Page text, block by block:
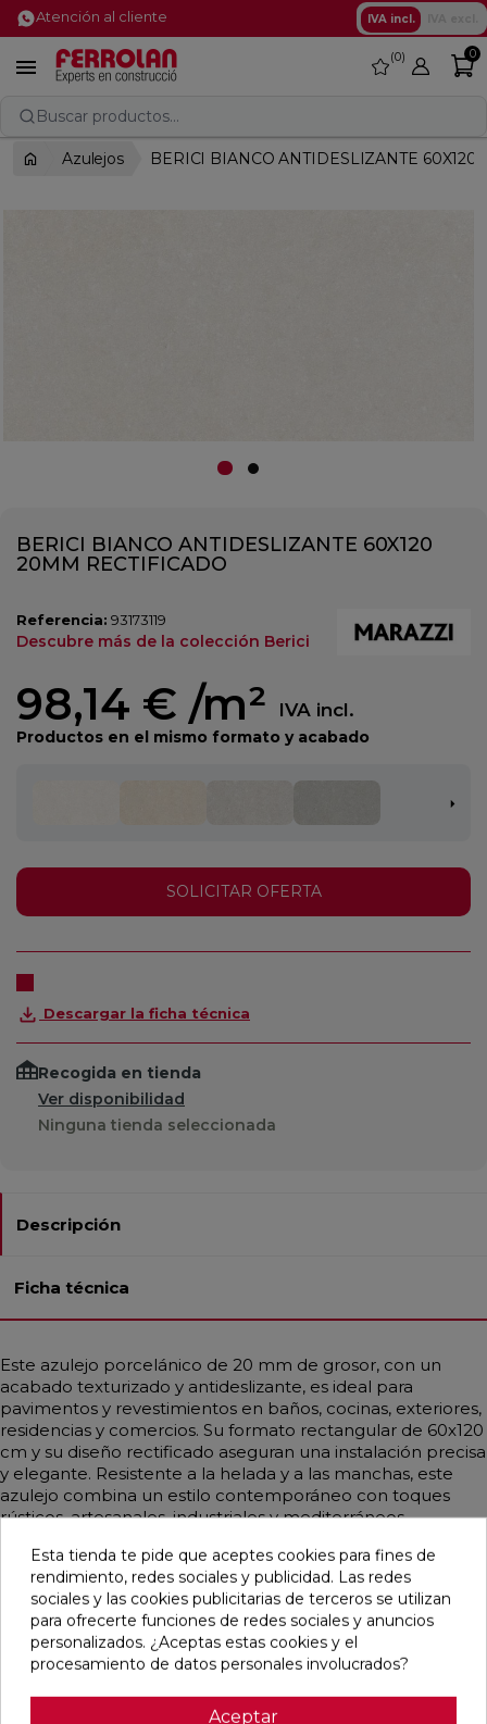
Atención al cliente IVA incl.
 favorite
0 0
Buscar productos...
Azulejos BERICI BIANCO ANTIDESLIZANTE 60X120
BERICI BIANCO ANTIDESLIZANTE 60X120
20MM RECTIFICADO
Referencia: 93173119
Descubre más de la colección Berici
98,14 € /m² IVA incl.
Productos en el mismo formato y acabado
SOLICITAR OFERTA
Descargar la ficha técnica
Recogida en tienda
Ver disponibilidad
Ninguna tienda seleccionada
Descripción
Ficha técnica
Este azulejo porcelánico de 20 mm de grosor, con un
acabado texturizado y antideslizante, es ideal para
pavimentos y revestimientos en baños, cocinas, exteriores,
residencias y comercios. Su formato rectangular de 60x120
cm y su diseño rectificado aseguran una instalación precisa
y elegante. Resistente a la helada y a las manchas, este
azulejo combina un estilo contemporáneo con toques
rústicos, artesanales, industriales y mediterráneos,
Pensamos que te puede interesar
favorite favorite favorite favorite
Esta tienda te pide que aceptes cookies para fines de
rendimiento, redes sociales y publicidad. Las redes
sociales y las cookies publicitarias de terceros se utilizan
para ofrecerte funciones de redes sociales y anuncios
personalizados. ¿Aceptas estas cookies y el
procesamiento de datos personales involucrados?
Aceptar